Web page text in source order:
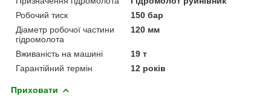
Робочий тиск
150 бар
Діаметр робочої частини
гідромолота
120 мм
Вживаність на машині
19 т
Гарантійний термін
12 років
Приховати